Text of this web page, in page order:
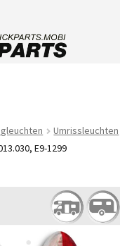
Umrissleuchten
E9-1299